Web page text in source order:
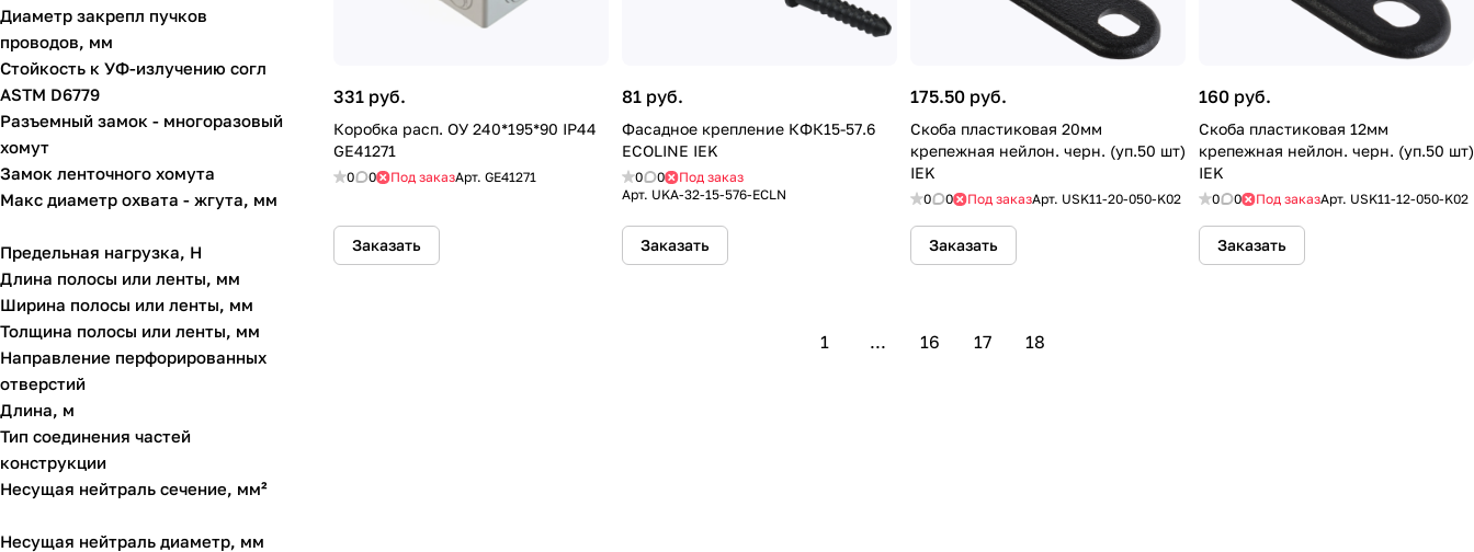
331 руб.
Коробка расп. ОУ 240*195*90 IP44
GE41271
0 0 Под заказАрт. GE41271
Заказать
81 руб.
Фасадное крепление КФК15-57.6
ECOLINE IEK
0 0
Под заказ
Арт. UKA-32-15-576-ECLN
Заказать
175.50 руб.
Скоба пластиковая 20мм
крепежная нейлон. черн. (уп.50 шт)
IEK
0 0 Под заказАрт. USK11-20-050-K02
Заказать
160 руб.
Скоба пластиковая 12мм
крепежная нейлон. черн. (уп.50 шт)
IEK
0 0 Под заказАрт. USK11-12-050-K02
Заказать
1 ... 16 17 18
Диаметр закрепл пучков
проводов, мм
Стойкость к УФ-излучению согл
ASTM D6779
Разъемный замок - многоразовый
хомут
Замок ленточного хомута
Макс диаметр охвата - жгута, мм
Предельная нагрузка, Н
Длина полосы или ленты, мм
Ширина полосы или ленты, мм
Толщина полосы или ленты, мм
Направление перфорированных
отверстий
Длина, м
Тип соединения частей
конструкции
Несущая нейтраль сечение, мм²
Несущая нейтраль диаметр, мм